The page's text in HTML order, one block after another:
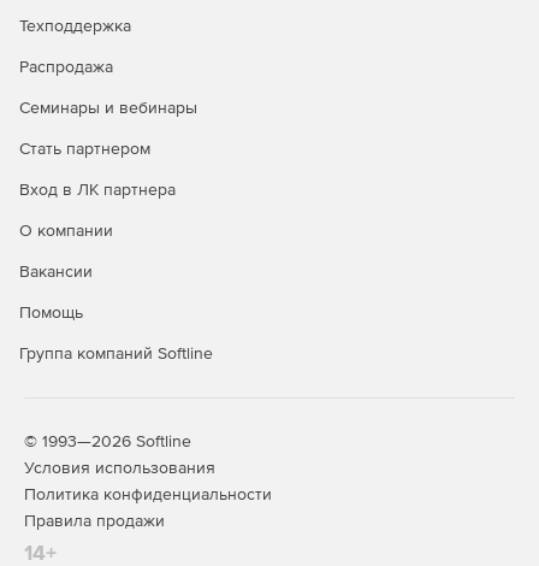
Разработка для больших объемов памяти до 512 Гб
и настраивать платформы Intel для постоянной памяти
Расширенное профилирование с возможностью
Profiler для понимания и оптимизации конфигурации
преимущества AWS Parallel Cluster и AWS Elastic Fabric
C ++ 20.
Поддержка Fortran: от 2008 до 2018.
Техподдержка
Распродажа
Семинары и вебинары
Стать партнером
Вход в ЛК партнера
О компании
Вакансии
Помощь
Группа компаний Softline
© 1993—2026 Softline
Условия использования
Политика конфиденциальности
Правила продажи
14+